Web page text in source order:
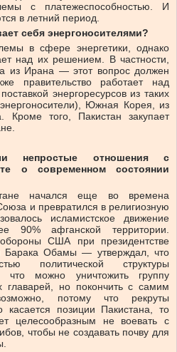
с платежеспособностью. И
в летний период.
себя энергоносителями?
в сфере энергетики, однако
над их решением. В частности,
из Ирана — этот вопрос должен
правительство работает над
энергоресурсов из таких
Южная Корея, из
Кроме того, Пакистан закупает
непростые отношения с
о современном состоянии
начался еще во времена
и превратился в религиозную
исламистское движение
90% афганской территории.
США при президентстве
Обамы — утверждал, что
политической структуры
можно уничтожить группу
главарей, но покончить с самим
потому что рекруты
касается позиции Пакистана, то
целесообразным не воевать с
чтобы не создавать почву для